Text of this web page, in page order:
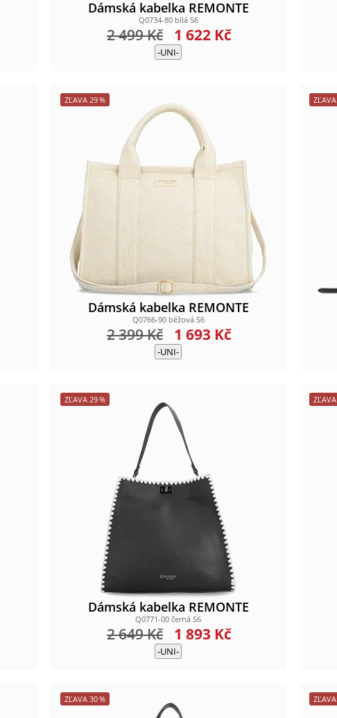
Dámská kabelka REMONTE
Q0734-80 bílá S6
1 622 Kč
2 499Kč
-UNI-
ZĽAVA 29%
Dámská kabelka REMONTE
Q0766-90 béžová S6
1 693 Kč
2 399Kč
-UNI-
ZĽAVA
ZĽAVA 29%
Dámská kabelka REMONTE
Q0771-00 černá S6
1 893 Kč
2 649Kč
-UNI-
ZĽAVA
ZĽAVA 30% ZĽAVA